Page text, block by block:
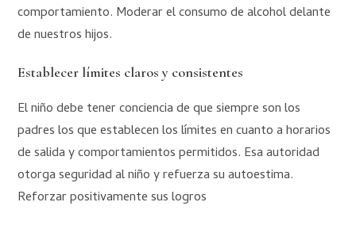
comportamiento. Moderar el consumo de alcohol delante
de nuestros hijos.
Establecer límites claros y consistentes
El niño debe tener conciencia de que siempre son los
padres los que establecen los límites en cuanto a horarios
de salida y comportamientos permitidos. Esa autoridad
otorga seguridad al niño y refuerza su autoestima.
Reforzar positivamente sus logros